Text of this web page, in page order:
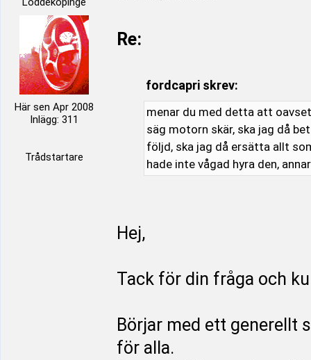
Här sen Apr 2008
Inlägg: 311
Trådstartare
Re:
fordcapri skrev:
menar du med detta att
säg motorn skär, ska jag då
följd, ska jag då ersätta allt
hade inte vågad hyra den,
Hej,
Tack för din fråga och
Börjar med ett generellt
för alla.